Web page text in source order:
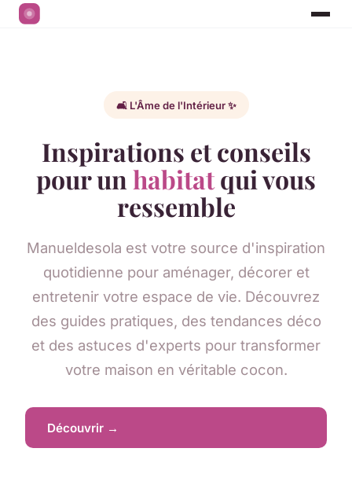
🛋️ L'Âme de l'Intérieur ✨
Inspirations et conseils
pour un habitatqui vous
ressemble
Manueldesola est votre source d'inspiration
quotidienne pour aménager, décorer et
entretenir votre espace de vie. Découvrez
des guides pratiques, des tendances déco
et des astuces d'experts pour transformer
votre maison en véritable cocon.
Découvrir →